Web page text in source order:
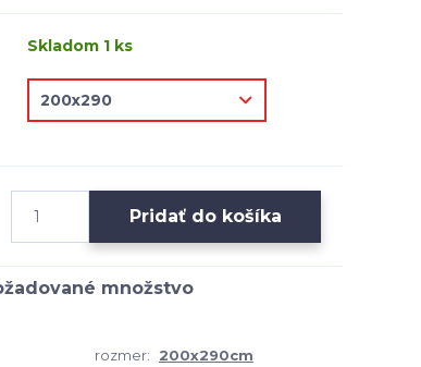
Skladom 1 ks
Pridať do košíka
rozmer: 200x290cm